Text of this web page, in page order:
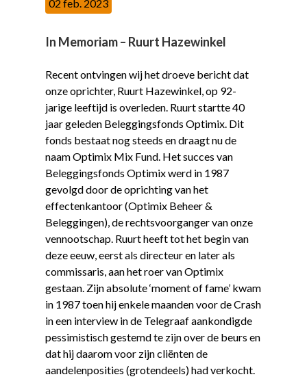
02 feb. 2023
In Memoriam – Ruurt Hazewinkel
Recent ontvingen wij het droeve bericht dat
onze oprichter, Ruurt Hazewinkel, op 92-
jarige leeftijd is overleden. Ruurt startte 40
jaar geleden Beleggingsfonds Optimix. Dit
fonds bestaat nog steeds en draagt nu de
naam Optimix Mix Fund. Het succes van
Beleggingsfonds Optimix werd in 1987
gevolgd door de oprichting van het
effectenkantoor (Optimix Beheer &
Beleggingen), de rechtsvoorganger van onze
vennootschap. Ruurt heeft tot het begin van
deze eeuw, eerst als directeur en later als
commissaris, aan het roer van Optimix
gestaan. Zijn absolute ‘moment of fame’ kwam
in 1987 toen hij enkele maanden voor de Crash
in een interview in de Telegraaf aankondigde
pessimistisch gestemd te zijn over de beurs en
dat hij daarom voor zijn cliënten de
aandelenposities (grotendeels) had verkocht.